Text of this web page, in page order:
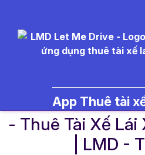
App Thuê tài
- Thuê Tài Xế Lái
| LMD -